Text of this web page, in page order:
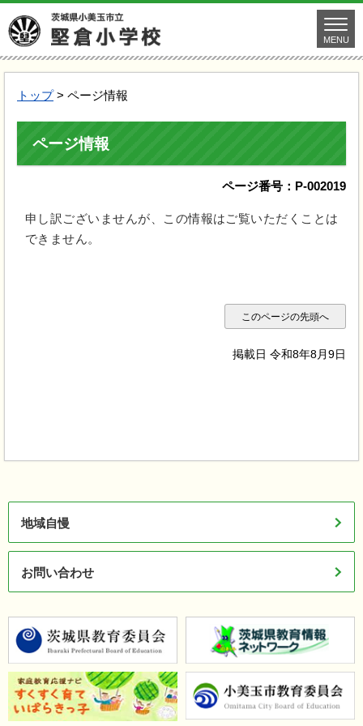
MENU
トップ> ページ情報
ページ情報
ページ番号：P-002019
申し訳ございませんが、この情報はご覧いただくことは
できません。
このページの先頭へ
掲載日 令和8年8月9日
地域自慢
お問い合わせ